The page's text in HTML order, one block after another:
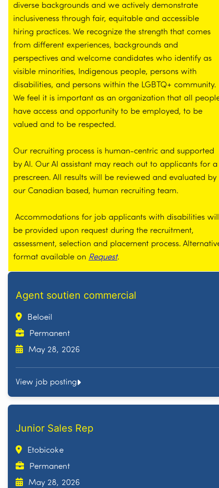
diverse backgrounds and we actively demonstrate
inclusiveness through fair, equitable and accessible
hiring practices. We recognize the strength that comes
from different experiences, backgrounds and
perspectives and welcome candidates who identify as
visible minorities, Indigenous people, persons with
disabilities, and persons within the LGBTQ+ community.
We feel it is important as an organization that all
have access and opportunity to be employed, to be
valued and to be respected.
Our recruiting process is human-centric and supported
by AI. Our AI assistant may reach out to applicants for a
prescreen. All results will be reviewed and evaluated by
our Canadian based, human recruiting team.
Accommodations for job applicants with disabilities
be provided upon request during the recruitment,
assessment, selection and placement process.
format available on Request.
Agent soutien commercial
Beloeil
Permanent
May 28, 2026
View job posting
Junior Sales Rep
Etobicoke
Permanent
May 28, 2026